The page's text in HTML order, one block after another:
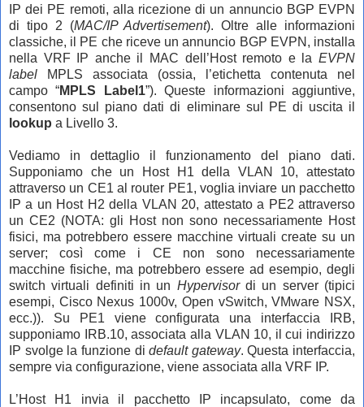
IP dei PE remoti, alla ricezione di un annuncio BGP EVPN
di tipo 2 (MAC/IP Advertisement). Oltre alle informazioni
classiche, il PE che riceve un annuncio BGP EVPN, installa
nella VRF IP anche il MAC dell’Host remoto e la EVPN
label MPLS associata (ossia, l’etichetta contenuta nel
campo “MPLS Label1”). Queste informazioni aggiuntive,
consentono sul piano dati di eliminare sul PE di uscita il
lookup a Livello 3.
Vediamo in dettaglio il funzionamento del piano dati.
Supponiamo che un Host H1 della VLAN 10, attestato
attraverso un CE1 al router PE1, voglia inviare un pacchetto
IP a un Host H2 della VLAN 20, attestato a PE2 attraverso
un CE2 (NOTA: gli Host non sono necessariamente Host
fisici, ma potrebbero essere macchine virtuali create su un
server; così come i CE non sono necessariamente
macchine fisiche, ma potrebbero essere ad esempio, degli
switch virtuali definiti in un Hypervisordi un server (tipici
esempi, Cisco Nexus 1000v, Open vSwitch, VMware NSX,
ecc.)). Su PE1 viene configurata una interfaccia IRB,
supponiamo IRB.10, associata alla VLAN 10, il cui indirizzo
IP svolge la funzione didefault gateway. Questa interfaccia,
sempre via configurazione, viene associata alla VRF IP.
L’Host H1 invia il pacchetto IP incapsulato, come da